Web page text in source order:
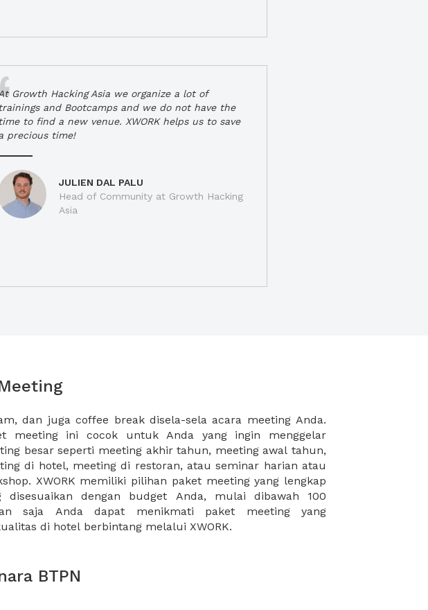
Growth Hacking Asia we organize a lot of
trainings and Bootcamps and we do not have the
time to find a new venue. XWORK helps us to save
precious time!
JULIEN DAL PALU
Head of Community at Growth Hacking
Asia
di hotel berbintang melalui XWORK.
BTPN